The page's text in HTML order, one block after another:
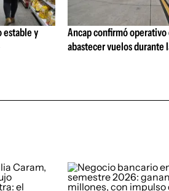
estable y
Ancap confirmó operativo
abastecer vuelos durante